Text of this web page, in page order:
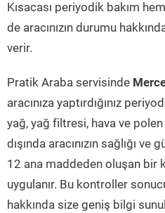
Kısacası periyodik bakım
de aracınızın durumu
verir.
Pratik Araba servisinde
aracınıza yaptırdığınız
yağ, yağ filtresi, hava ve
dışında aracınızın sağlığı
12 ana maddeden oluşan bir
uygulanır. Bu kontroller
hakkında size geniş bilgi